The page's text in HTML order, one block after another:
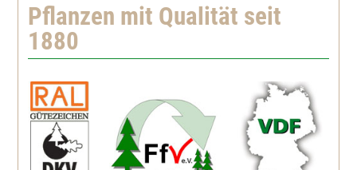
Pflanzen mit Qualität seit
1880